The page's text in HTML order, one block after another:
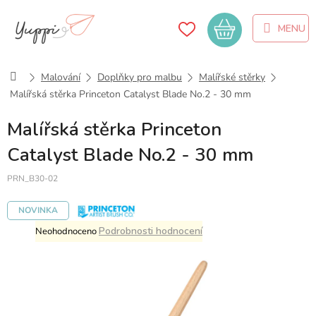
obsah
Nákupní
košík
DomůMalování Doplňky pro malbu
Malířské stěrky
Malířská stěrka Princeton Catalyst Blade No.2 - 30 mm
Malířská stěrka Princeton
Catalyst Blade No.2 - 30 mm
PRN_B30-02
NOVINKA
Průměrné
hodnocení
NeohodnocenoPodrobnosti hodnocení